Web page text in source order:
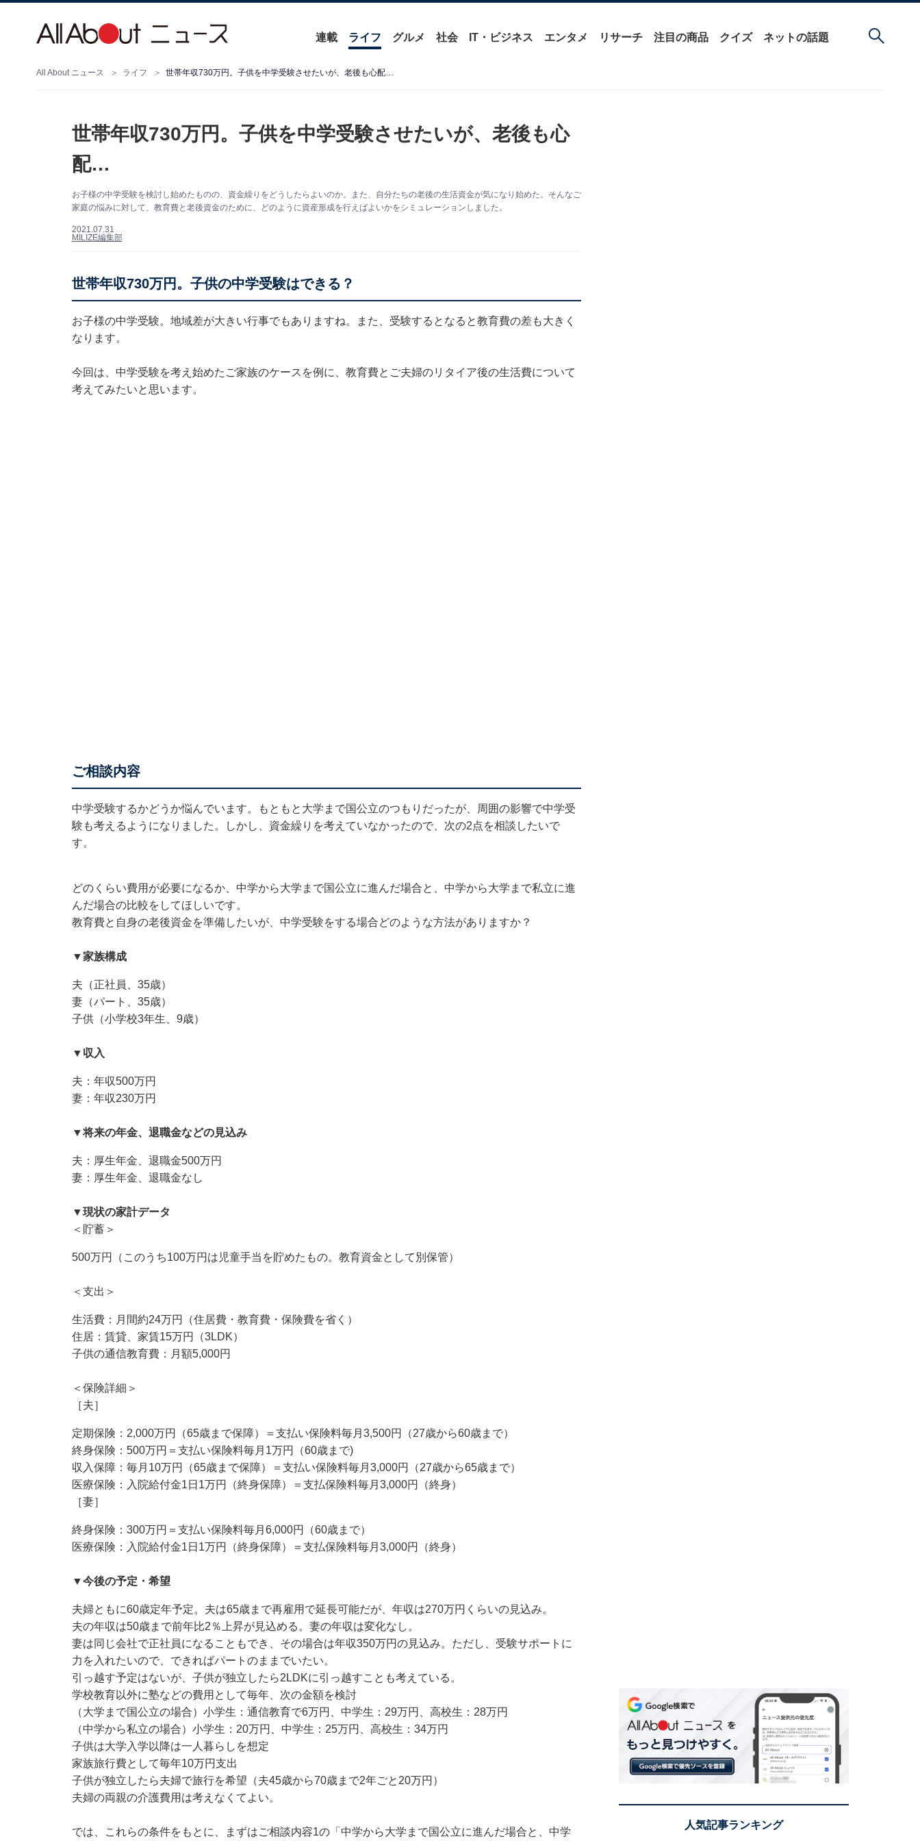
連載 ライフ グルメ 社会 IT・ビジネス エンタメ リサーチ 注目の商品 クイズ ネットの話題
All About ニュース ライフ 世帯年収730万円。子供を中学受験させたいが、老後も心配…
世帯年収730万円。子供を中学受験させたいが、老後も心
配…
お子様の中学受験を検討し始めたものの、資金繰りをどうしたらよいのか。また、自分たちの老後の生活資金が気になり始めた。そんなご
家庭の悩みに対して、教育費と老後資金のために、どのように資産形成を行えばよいかをシミュレーションしました。
2021.07.31
MILIZE編集部
世帯年収730万円。子供の中学受験はできる？
お子様の中学受験。地域差が大きい行事でもありますね。また、受験するとなると教育費の差も大きく
なります。
今回は、中学受験を考え始めたご家族のケースを例に、教育費とご夫婦のリタイア後の生活費について
考えてみたいと思います。
ご相談内容
中学受験するかどうか悩んでいます。もともと大学まで国公立のつもりだったが、周囲の影響で中学受
験も考えるようになりました。しかし、資金繰りを考えていなかったので、次の2点を相談したいで
す。
どのくらい費用が必要になるか、中学から大学まで国公立に進んだ場合と、中学から大学まで私立に進
んだ場合の比較をしてほしいです。
教育費と自身の老後資金を準備したいが、中学受験をする場合どのような方法がありますか？
▼家族構成
夫（正社員、35歳）
妻（パート、35歳）
子供（小学校3年生、9歳）
▼収入
夫：年収500万円
妻：年収230万円
▼将来の年金、退職金などの見込み
夫：厚生年金、退職金500万円
妻：厚生年金、退職金なし
▼現状の家計データ
＜貯蓄＞
500万円（このうち100万円は児童手当を貯めたもの。教育資金として別保管）
＜支出＞
生活費：月間約24万円（住居費・教育費・保険費を省く）
住居：賃貸、家賃15万円（3LDK）
子供の通信教育費：月額5,000円
＜保険詳細＞
［夫］
定期保険：2,000万円（65歳まで保障）＝支払い保険料毎月3,500円（27歳から60歳まで）
終身保険：500万円＝支払い保険料毎月1万円（60歳まで)
収入保障：毎月10万円（65歳まで保障）＝支払い保険料毎月3,000円（27歳から65歳まで）
医療保険：入院給付金1日1万円（終身保障）＝支払保険料毎月3,000円（終身）
［妻］
終身保険：300万円＝支払い保険料毎月6,000円（60歳まで）
医療保険：入院給付金1日1万円（終身保障）＝支払保険料毎月3,000円（終身）
▼今後の予定・希望
夫婦ともに60歳定年予定。夫は65歳まで再雇用で延長可能だが、年収は270万円くらいの見込み。
夫の年収は50歳まで前年比2％上昇が見込める。妻の年収は変化なし。
妻は同じ会社で正社員になることもでき、その場合は年収350万円の見込み。ただし、受験サポートに
力を入れたいので、できればパートのままでいたい。
引っ越す予定はないが、子供が独立したら2LDKに引っ越すことも考えている。
学校教育以外に塾などの費用として毎年、次の金額を検討
（大学まで国公立の場合）小学生：通信教育で6万円、中学生：29万円、高校生：28万円
（中学から私立の場合）小学生：20万円、中学生：25万円、高校生：34万円
子供は大学入学以降は一人暮らしを想定
家族旅行費として毎年10万円支出
子供が独立したら夫婦で旅行を希望（夫45歳から70歳まで2年ごと20万円）
夫婦の両親の介護費用は考えなくてよい。
では、これらの条件をもとに、まずはご相談内容1の「中学から大学まで国公立に進んだ場合と、中学